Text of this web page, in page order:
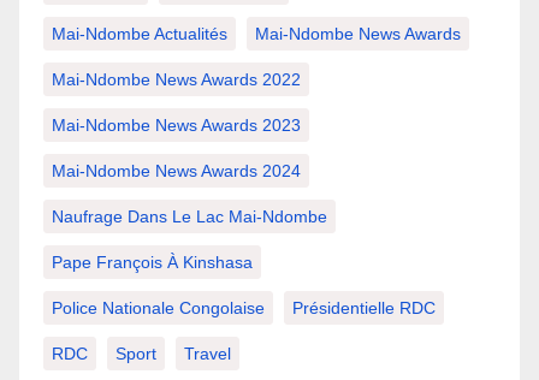
Mai-Ndombe Actualités Mai-Ndombe News Awards
Mai-Ndombe News Awards 2022
Mai-Ndombe News Awards 2023
Mai-Ndombe News Awards 2024
Naufrage Dans Le Lac Mai-Ndombe
Pape François À Kinshasa
Police Nationale Congolaise Présidentielle RDC
RDC Sport Travel